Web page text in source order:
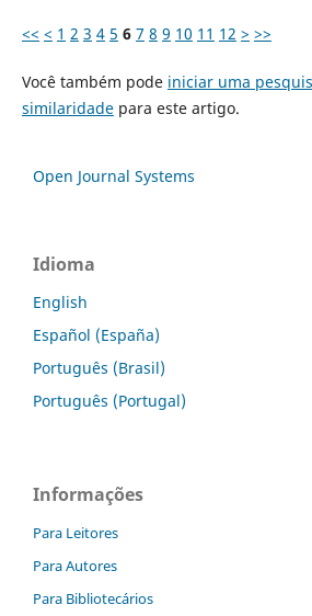
<< < 1 2 3 4 5 6 7 8 9 10 11 12 > >>
Você também pode iniciar uma
similaridadepara este artigo.
Open Journal Systems
Idioma
English
Español (España)
Português (Brasil)
Português (Portugal)
Informações
Para Leitores
Para Autores
Para Bibliotecários